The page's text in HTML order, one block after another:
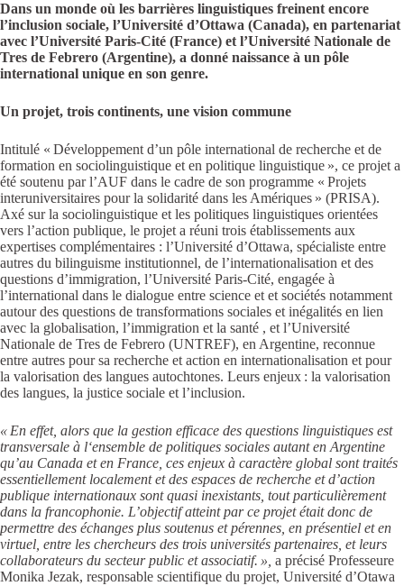
Dans un monde où les barrières linguistiques freinent encore
l’inclusion sociale, l’Université d’Ottawa (Canada), en partenariat
avec l’Université Paris-Cité (France) et l’Université Nationale de
Tres de Febrero (Argentine), a donné naissance à un pôle
international unique en son genre.
Un projet, trois continents, une vision commune
Intitulé « Développement d’un pôle international de recherche et de
formation en sociolinguistique et en politique linguistique », ce projet a
été soutenu par l’AUF dans le cadre de son programme « Projets
interuniversitaires pour la solidarité dans les Amériques » (PRISA).
Axé sur la sociolinguistique et les politiques linguistiques orientées
vers l’action publique, le projet a réuni trois établissements aux
expertises complémentaires : l’Université d’Ottawa, spécialiste entre
autres du bilinguisme institutionnel, de l’internationalisation et des
questions d’immigration, l’Université Paris-Cité, engagée à
l’international dans le dialogue entre science et et sociétés notamment
autour des questions de transformations sociales et inégalités en lien
avec la globalisation, l’immigration et la santé , et l’Université
Nationale de Tres de Febrero (UNTREF), en Argentine, reconnue
entre autres pour sa recherche et action en internationalisation et pour
la valorisation des langues autochtones. Leurs enjeux : la valorisation
des langues, la justice sociale et l’inclusion.
« En effet, alors que la gestion efficace des questions linguistiques est
transversale à l‘ensemble de politiques sociales autant en Argentine
qu’au Canada et en France, ces enjeux à caractère global sont traités
essentiellement localement et des espaces de recherche et d’action
publique internationaux sont quasi inexistants, tout particulièrement
dans la francophonie. L’objectif atteint par ce projet était donc de
permettre des échanges plus soutenus et pérennes, en présentiel et en
virtuel, entre les chercheurs des trois universités partenaires, et leurs
collaborateurs du secteur public et associatif. », a précisé Professeure
Monika Jezak, responsable scientifique du projet, Université d’Otawa